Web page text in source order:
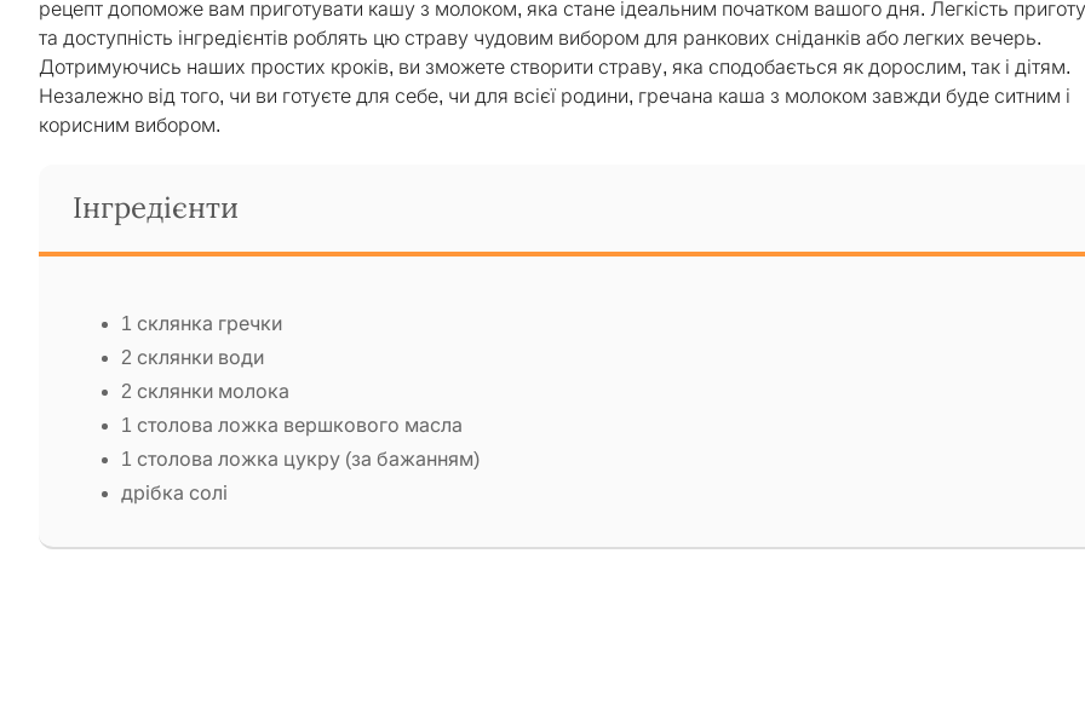
рецепт допоможе вам приготувати кашу з молоком, яка стане ідеальним початком вашого дня. Легкість
та доступність інгредієнтів роблять цю страву чудовим вибором для ранкових сніданків або легких вечерь.
Дотримуючись наших простих кроків, ви зможете створити страву, яка сподобається як дорослим, так і дітям.
Незалежно від того, чи ви готуєте для себе, чи для всієї родини, гречана каша з молоком завжди буде ситним і
корисним вибором.
Інгредієнти
1 склянка гречки
2 склянки води
2 склянки молока
1 столова ложка вершкового масла
1 столова ложка цукру (за бажанням)
дрібка солі